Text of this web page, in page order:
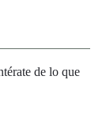
de lo que